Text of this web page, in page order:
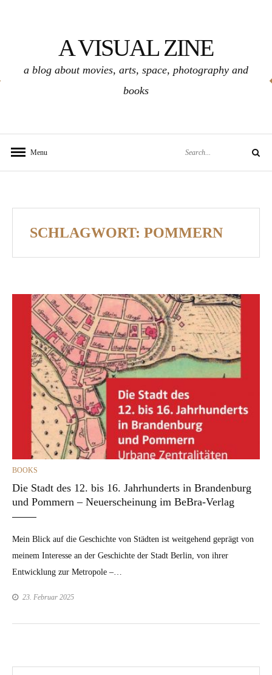
A VISUAL ZINE
a blog about movies, arts, space, photography and
books
Menu Search
SCHLAGWORT: POMMERN
CATEGORIES
BOOKS
Die Stadt des 12. bis 16. Jahrhunderts in Brandenburg
und Pommern – Neuerscheinung im BeBra-Verlag
Mein Blick auf die Geschichte von Städten ist weit­ge­hend geprägt von
meinem Inter­esse an der Geschichte der Stadt Berlin, von ihrer
Entwick­lung zur Metro­pole –…
23. Februar 2025